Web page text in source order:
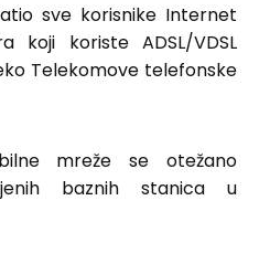
sve korisnike Internet
koji koriste ADSL/VDSL
Telekomove telefonske
mreže se otežano
baznih stanica u